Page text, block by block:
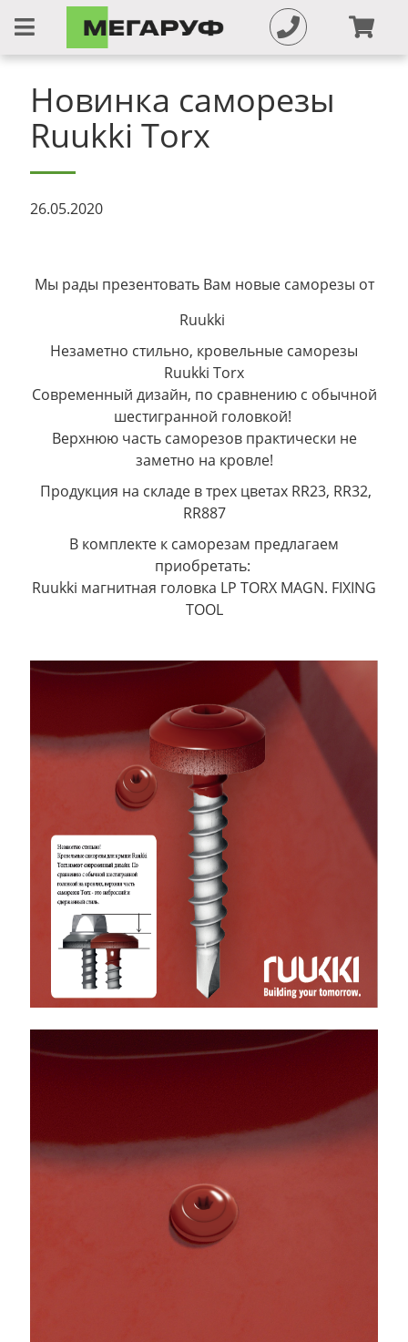
Новинка саморезы
Ruukki Torx
26.05.2020
Мы рады презентовать Вам новые саморезы от
Ruukki
Незаметно стильно, кровельные саморезы
Ruukki Torx
Современный дизайн, по сравнению c обычной
шестигранной головкой!
Верхнюю часть саморезов практически не
заметно на кровле!
Продукция на складе в трех цветах RR23, RR32,
RR887
В комплекте к саморезам предлагаем
приобретать:
Ruukki магнитная головка LP TORX MAGN. FIXING
TOOL